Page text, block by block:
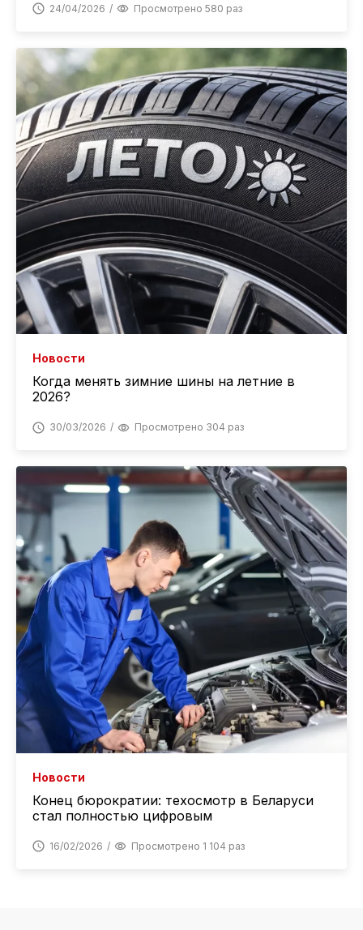
24/04/2026 Просмотрено 580 раз
Новости
Когда менять зимние шины на летние в
2026?
30/03/2026 Просмотрено 304 раз
Новости
Конец бюрократии: техосмотр в Беларуси
стал полностью цифровым
16/02/2026 Просмотрено 1 104 раз